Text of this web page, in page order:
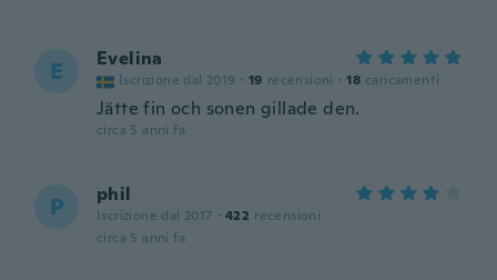
E Evelina
Iscrizione dal 2019 · 19 recensioni · 18 caricamenti
Jätte fin och sonen gillade den.
circa 5 anni fa
P phil
Iscrizione dal 2017 · 422 recensioni
circa 5 anni fa